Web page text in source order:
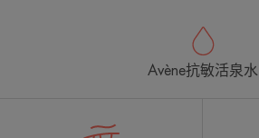
Avène抗敏活泉水